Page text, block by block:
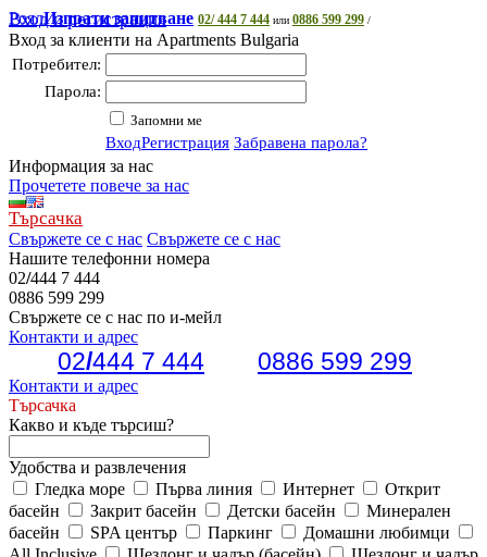
РоялИзпрати запитване 02/ 444 7 444 или 0886 599 299 /
Вход и регистрация
Вход за клиенти на Apartments Bulgaria
Потребител:
Парола:
Запомни ме
ВходРегистрация Забравена парола?
Информация за нас
Прочетете повече за нас
Търсачка
Свържете се с нас Свържете се с нас
Нашите телефонни номера
02/444 7 444
0886 599 299
Свържете се с нас по и-мейл
Контакти и адрес
02/444 7 444 0886 599 299
Контакти и адрес
Търсачка
Какво и къде търсиш?
Удобства и развлечения
Гледка море
Първа линия Интернет
Открит
басейн
Закрит басейн Детски басейн
Минерален
басейн
SPA център Паркинг
Домашни любимци